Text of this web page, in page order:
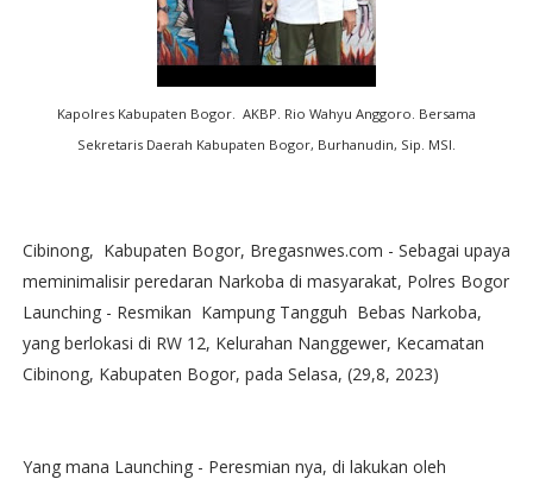
Kapolres Kabupaten Bogor. AKBP. Rio Wahyu Anggoro. Bersama
Sekretaris Daerah Kabupaten Bogor, Burhanudin, Sip. MSI.
Cibinong, Kabupaten Bogor, Bregasnwes.com - Sebagai upaya
meminimalisir peredaran Narkoba di masyarakat, Polres Bogor
Launching - Resmikan Kampung Tangguh Bebas Narkoba,
yang berlokasi di RW 12, Kelurahan Nanggewer, Kecamatan
Cibinong, Kabupaten Bogor, pada Selasa, (29,8, 2023)
Yang mana Launching - Peresmian nya, di lakukan oleh